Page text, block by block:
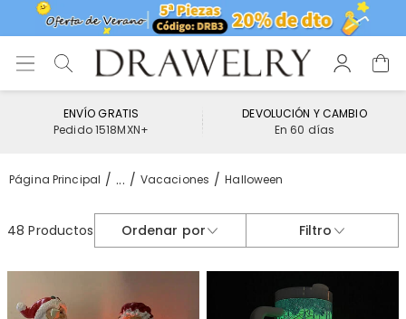
ENVÍO GRATIS
Pedido 1518MXN+
DEVOLUCIÓN Y CAMBIO
En 60 días
Página Principal ... Vacaciones Halloween
48 Productos Ordenar por Filtro